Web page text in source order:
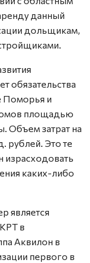
данный
дольщикам,
обязательства
Поморья и
площадью
Объем затрат на
рублей. Это те
каких-либо
является
в
Аквилон в
первого в